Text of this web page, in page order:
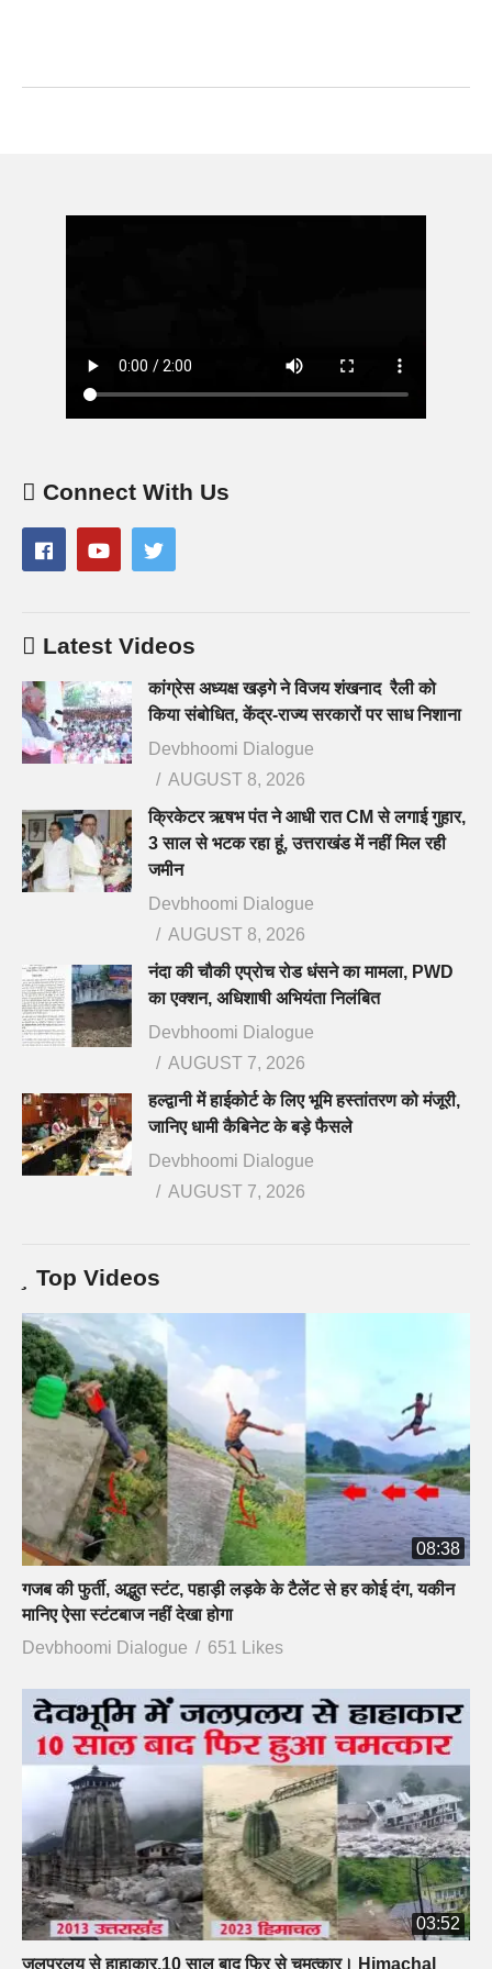
Connect With Us
Latest Videos
कांग्रेस अध्यक्ष खड़गे ने विजय शंखनाद रैली को
किया संबोधित, केंद्र-राज्य सरकारों पर साध निशाना
Devbhoomi Dialogue
AUGUST 8, 2026
क्रिकेटर ऋषभ पंत ने आधी रात CM से लगाई गुहार,
3 साल से भटक रहा हूं, उत्तराखंड में नहीं मिल रही
जमीन
Devbhoomi Dialogue
AUGUST 8, 2026
नंदा की चौकी एप्रोच रोड धंसने का मामला, PWD
का एक्शन, अधिशाषी अभियंता निलंबित
Devbhoomi Dialogue
AUGUST 7, 2026
हल्द्वानी में हाईकोर्ट के लिए भूमि हस्तांतरण को मंजूरी,
जानिए धामी कैबिनेट के बड़े फैसले
Devbhoomi Dialogue
AUGUST 7, 2026
Top Videos
08:38
गजब की फुर्ती, अद्भुत स्टंट, पहाड़ी लड़के के टैलेंट से हर कोई दंग, यकीन
मानिए ऐसा स्टंटबाज नहीं देखा होगा
Devbhoomi Dialogue
651 Likes
03:52
जलप्रलय से हाहाकार,10 साल बाद फिर से चमत्कार। Himachal